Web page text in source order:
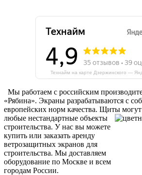
Технайм на карте Дзержинского —
Мы работаем с российским
«Рябина». Экраны разрабатываются с
европейских норм качества. Щиты могут
любые нестандартные объекты
строительства. У нас вы можете
купить или заказать аренду
ветрозащитных экранов для
строительства. Мы доставляем
оборудование по Москве и всем
городам России.